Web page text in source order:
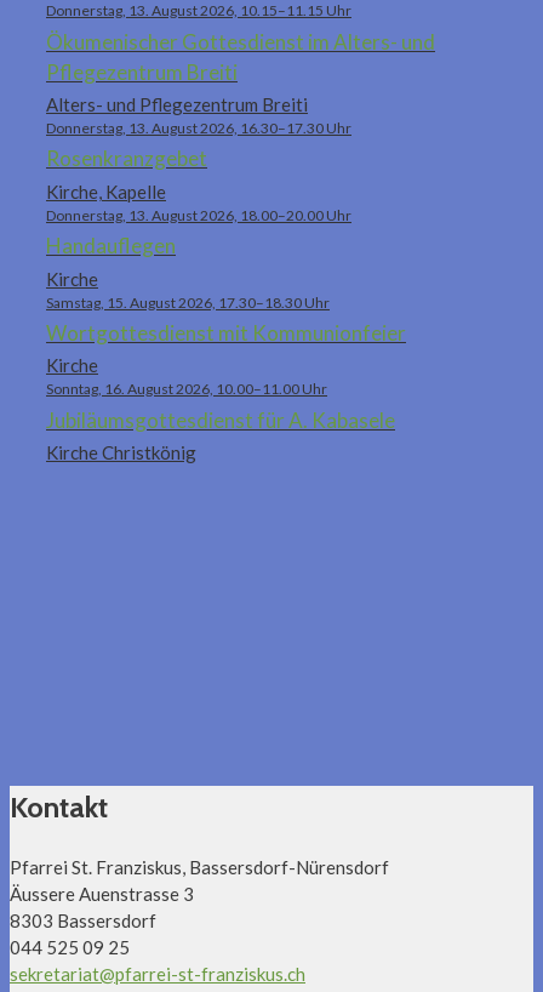
Donnerstag, 13. August 2026, 10.15–11.15 Uhr
Ökumenischer Gottesdienst im Alters- und
Pflegezentrum Breiti
Alters- und Pflegezentrum Breiti
Donnerstag, 13. August 2026, 16.30–17.30 Uhr
Rosenkranzgebet
Kirche, Kapelle
Donnerstag, 13. August 2026, 18.00–20.00 Uhr
Handauflegen
Kirche
Samstag, 15. August 2026, 17.30–18.30 Uhr
Wortgottesdienst mit Kommunionfeier
Kirche
Sonntag, 16. August 2026, 10.00–11.00 Uhr
Jubiläumsgottesdienst für A. Kabasele
Kirche Christkönig
Kontakt
Pfarrei St. Franziskus, Bassersdorf-Nürensdorf
Äussere Auenstrasse 3
8303 Bassersdorf
044 525 09 25
sekretariat@pfarrei-st-franziskus.ch